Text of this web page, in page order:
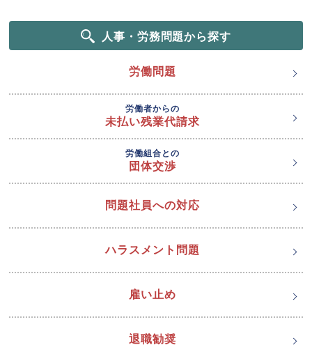
人事・労務問題から探す
労働問題
労働者からの
未払い残業代請求
労働組合との
団体交渉
問題社員への対応
ハラスメント問題
雇い止め
退職勧奨